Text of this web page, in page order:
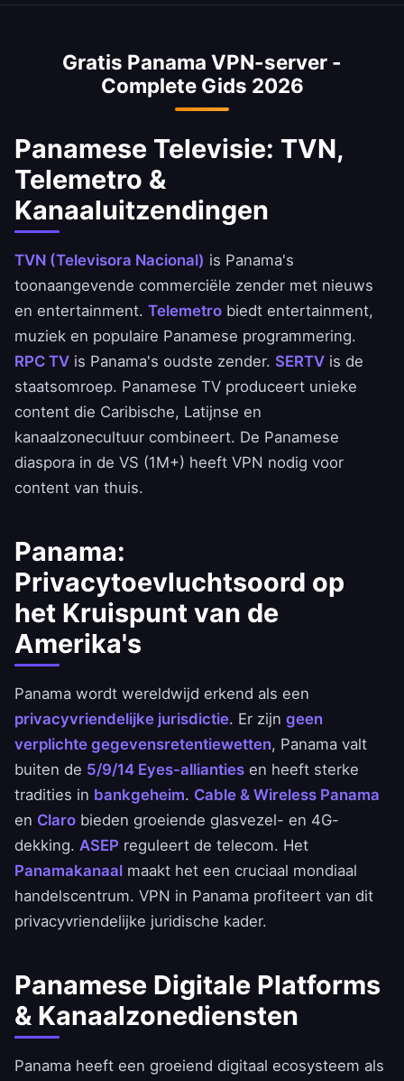
gegevensretentiewetten, valt buiten de 5/9/14
privacytradities. Veel grote VPN-bedrijven
kiezen Panama specifiek vanwege deze
Gratis Panama VPN-server -
Complete Gids 2026
Panamese Televisie: TVN,
Telemetro &
Kanaaluitzendingen
TVN (Televisora Nacional) is Panama's
toonaangevende commerciële zender met nieuws
en entertainment. Telemetro biedt entertainment,
muziek en populaire Panamese programmering.
RPC TV is Panama's oudste zender. SERTV is de
staatsomroep. Panamese TV produceert unieke
content die Caribische, Latijnse en
kanaalzonecultuur combineert. De Panamese
diaspora in de VS (1M+) heeft VPN nodig voor
content van thuis.
Panama:
Privacytoevluchtsoord op
het Kruispunt van de
Amerika's
Panama wordt wereldwijd erkend als een
privacyvriendelijke jurisdictie. Er zijn geen
verplichte gegevensretentiewetten, Panama valt
buiten de 5/9/14 Eyes-allianties en heeft sterke
tradities in bankgeheim. Cable & Wireless Panama
en Claro bieden groeiende glasvezel- en 4G-
dekking. ASEP reguleert de telecom. Het
Panamakanaal maakt het een cruciaal mondiaal
handelscentrum. VPN in Panama profiteert van dit
privacyvriendelijke juridische kader.
Panamese Digitale Platforms
& Kanaalzonediensten
Panama heeft een groeiend digitaal ecosysteem als